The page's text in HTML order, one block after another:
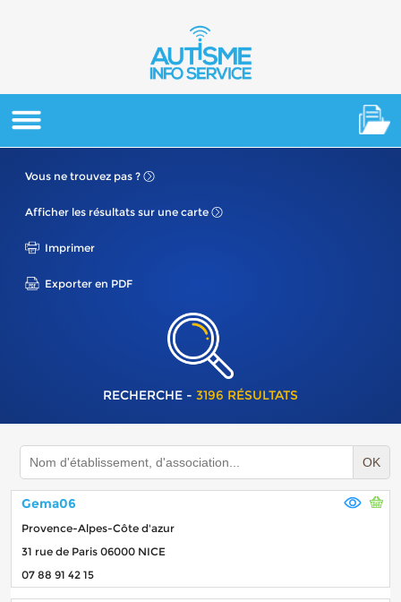
Vous ne trouvez pas ?
Afficher les résultats sur une carte
Imprimer
Exporter en PDF
RECHERCHE - 3196 RÉSULTATS
OK
Gema06
Provence-Alpes-Côte d'azur
31 rue de Paris 06000 NICE
07 88 91 42 15